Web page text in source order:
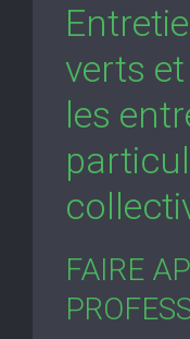
verts
les
FAIRE